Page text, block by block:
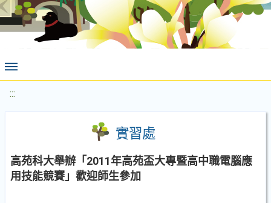
:::
實習處
高苑科大舉辦「2011年高苑盃大專暨高中職電腦應
用技能競賽」歡迎師生參加